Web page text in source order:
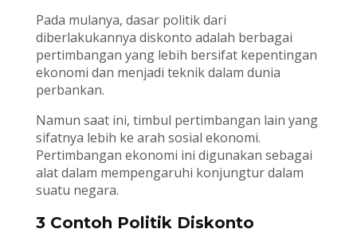
Pada mulanya, dasar politik dari
diberlakukannya diskonto adalah berbagai
pertimbangan yang lebih bersifat kepentingan
ekonomi dan menjadi teknik dalam dunia
perbankan.
Namun saat ini, timbul pertimbangan lain yang
sifatnya lebih ke arah sosial ekonomi.
Pertimbangan ekonomi ini digunakan sebagai
alat dalam mempengaruhi konjungtur dalam
suatu negara.
3 Contoh Politik Diskonto